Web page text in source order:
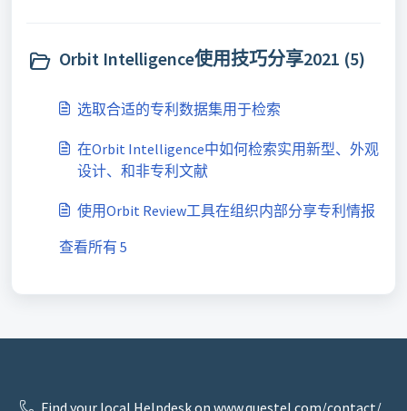
Orbit Intelligence使用技巧分享2021 (5)
选取合适的专利数据集用于检索
在Orbit Intelligence中如何检索实用新型、外观
设计、和非专利文献
使用Orbit Review工具在组织内部分享专利情报
查看所有 5
Find your local Helpdesk on www.questel.com/contact/